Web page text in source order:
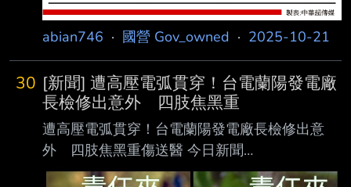
abian746 · 國營 Gov_owned · 2025-10-21
30 [新聞] 遭高壓電弧貫穿！台電蘭陽發電廠
長檢修出意外 四肢焦黑重
遭高壓電弧貫穿！台電蘭陽發電廠長檢修出意
外 四肢焦黑重傷送醫 今日新聞
https://www.nownews.com/news/6743534 ▲